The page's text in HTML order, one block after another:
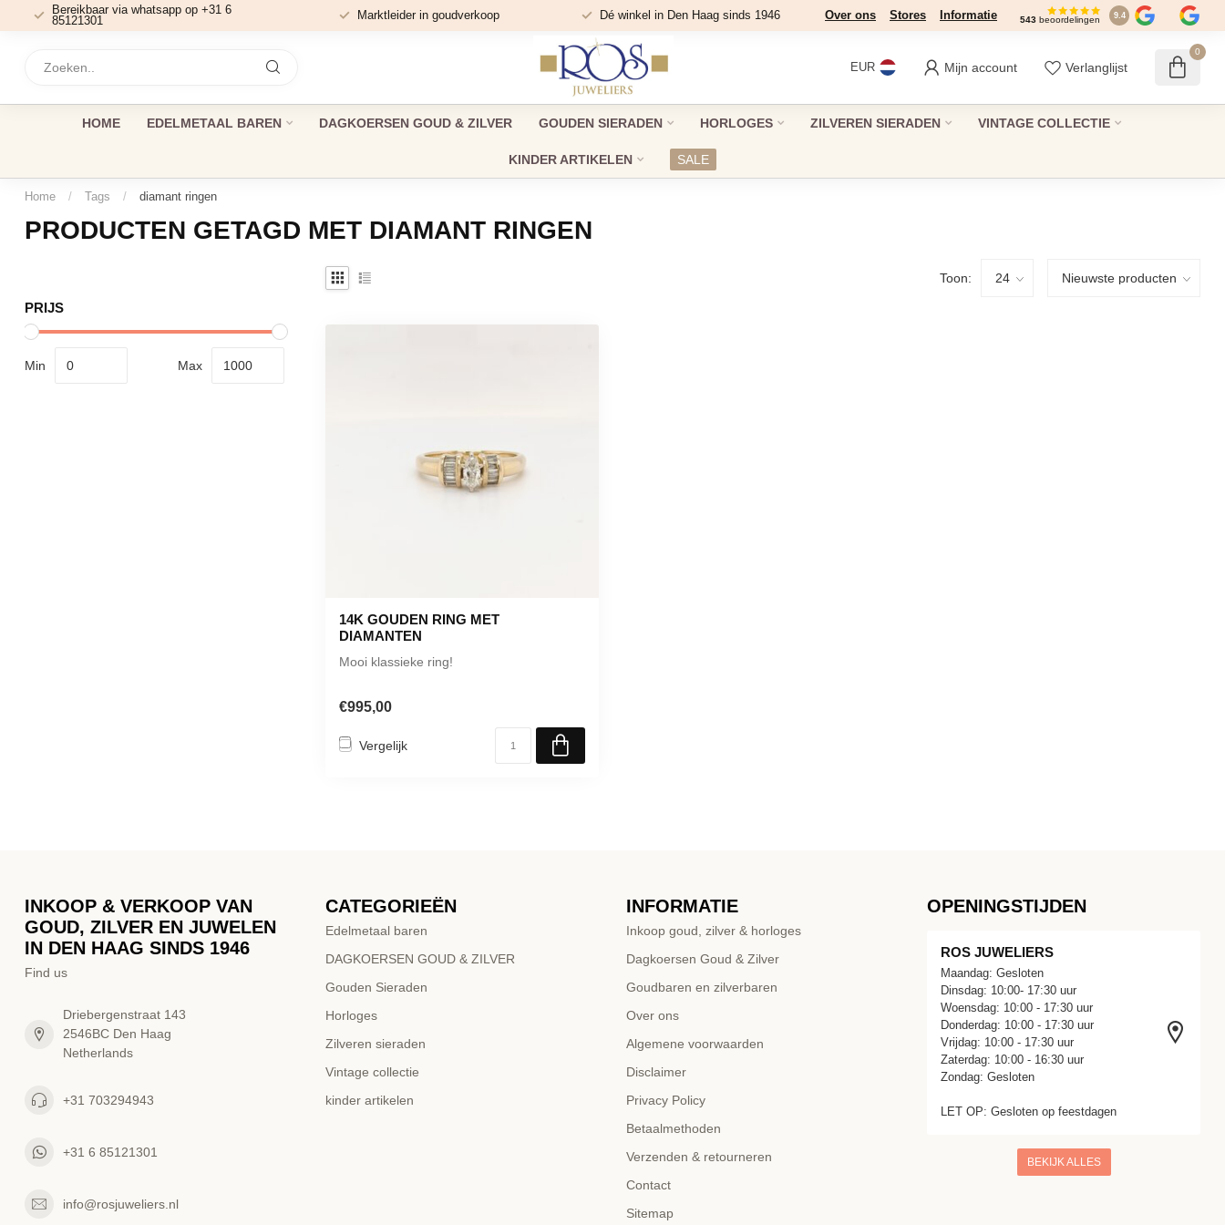
Bereikbaar via whatsapp op +31 6
85121301
Marktleider in goudverkoop Dé winkel in Den Haag sinds 1946 Over ons Stores Informatie 543 beoordelingen 9.4
EUR Mijn account Verlanglijst
0
HOME EDELMETAAL BAREN DAGKOERSEN GOUD & ZILVER GOUDEN SIERADEN HORLOGES ZILVEREN SIERADEN VINTAGE COLLECTIE
KINDER ARTIKELEN SALE
Home / Tags / diamant ringen
PRODUCTEN GETAGD MET DIAMANT RINGEN
PRIJS
Min Max
Toon:
14K GOUDEN RING MET
DIAMANTEN
Mooi klassieke ring!
€995,00
Vergelijk
INKOOP & VERKOOP VAN
GOUD, ZILVER EN JUWELEN
IN DEN HAAG SINDS 1946
Find us
Driebergenstraat 143
2546BC Den Haag
Netherlands
+31 703294943
+31 6 85121301
info@rosjuweliers.nl
CATEGORIEËN
Edelmetaal baren
DAGKOERSEN GOUD & ZILVER
Gouden Sieraden
Horloges
Zilveren sieraden
Vintage collectie
kinder artikelen
INFORMATIE
Inkoop goud, zilver & horloges
Dagkoersen Goud & Zilver
Goudbaren en zilverbaren
Over ons
Algemene voorwaarden
Disclaimer
Privacy Policy
Betaalmethoden
Verzenden & retourneren
Contact
Sitemap
OPENINGSTIJDEN
ROS JUWELIERS
Maandag: Gesloten
Dinsdag: 10:00- 17:30 uur
Woensdag: 10:00 - 17:30 uur
Donderdag: 10:00 - 17:30 uur
Vrijdag: 10:00 - 17:30 uur
Zaterdag: 10:00 - 16:30 uur
Zondag: Gesloten
LET OP: Gesloten op feestdagen
BEKIJK ALLES